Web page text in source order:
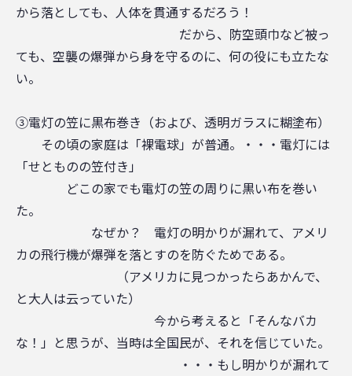
から落としても、人体を貫通するだろう！
だから、防空頭巾など被っ
ても、空襲の爆弾から身を守るのに、何の役にも立たな
い。
③電灯の笠に黒布巻き（および、透明ガラスに糊塗布）
その頃の家庭は「裸電球」が普通。・・・電灯には
「せとものの笠付き」
どこの家でも電灯の笠の周りに黒い布を巻い
た。
なぜか？ 電灯の明かりが漏れて、アメリ
カの飛行機が爆弾を落とすのを防ぐためである。
（アメリカに見つかったらあかんで、
と大人は云っていた）
今から考えると「そんなバカ
な！」と思うが、当時は全国民が、それを信じていた。
・・・もし明かりが漏れて